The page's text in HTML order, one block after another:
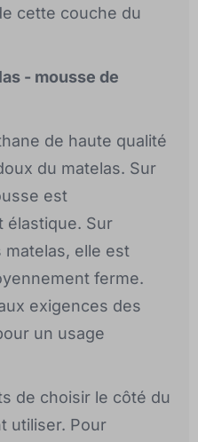
cette couche du
- mousse de
de haute qualité
du matelas. Sur
est
élastique. Sur
elle est
ferme.
exigences des
un usage
de choisir le côté du
utiliser. Pour